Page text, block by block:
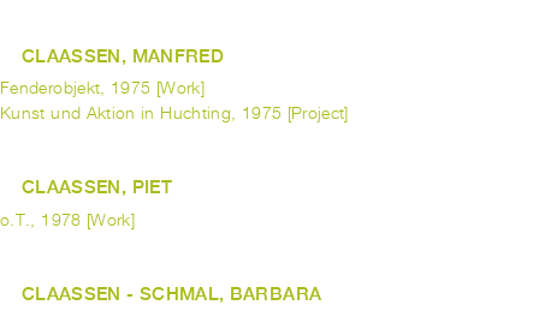
CLAASSEN, MANFRED
Fenderobjekt, 1975 [Work]
Kunst und Aktion in Huchting, 1975 [Project]
CLAASSEN, PIET
o.T., 1978 [Work]
CLAASSEN - SCHMAL, BARBARA